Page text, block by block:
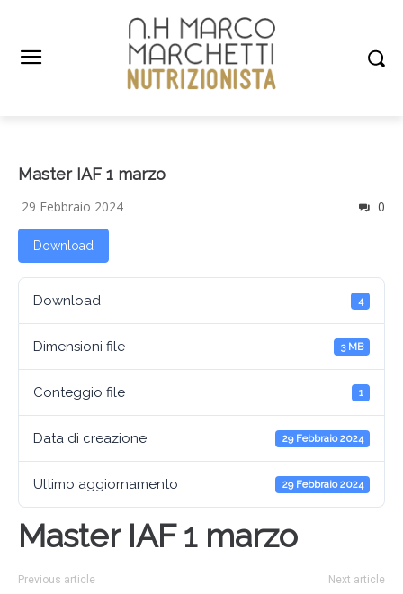
Master IAF 1 marzo
29 Febbraio 2024 0
Download
Download 4
Dimensioni file 3 MB
Conteggio file 1
Data di creazione 29 Febbraio 2024
Ultimo aggiornamento 29 Febbraio 2024
Master IAF 1 marzo
Previous article Next article